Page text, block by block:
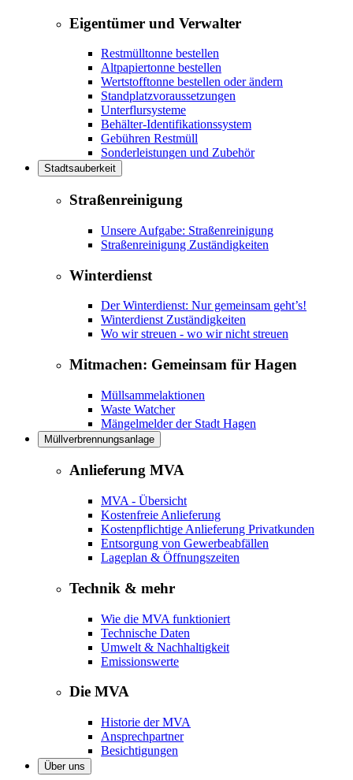
Eigentümer und Verwalter
Restmülltonne bestellen
Altpapiertonne bestellen
Wertstofftonne bestellen oder ändern
Standplatzvoraussetzungen
Unterflursysteme
Behälter-Identifikationssystem
Gebühren Restmüll
Sonderleistungen und Zubehör
Stadtsauberkeit
Straßenreinigung
Unsere Aufgabe: Straßenreinigung
Straßenreinigung Zuständigkeiten
Winterdienst
Der Winterdienst: Nur gemeinsam geht’s!
Winterdienst Zuständigkeiten
Wo wir streuen - wo wir nicht streuen
Mitmachen: Gemeinsam für Hagen
Müllsammelaktionen
Waste Watcher
Mängelmelder der Stadt Hagen
Müllverbrennungsanlage
Anlieferung MVA
MVA - Übersicht
Kostenfreie Anlieferung
Kostenpflichtige Anlieferung Privatkunden
Entsorgung von Gewerbeabfällen
Lageplan & Öffnungszeiten
Technik & mehr
Wie die MVA funktioniert
Technische Daten
Umwelt & Nachhaltigkeit
Emissionswerte
Die MVA
Historie der MVA
Ansprechpartner
Besichtigungen
Über uns